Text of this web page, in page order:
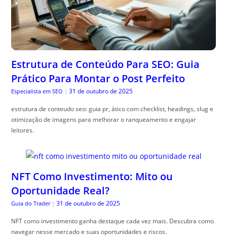
Estrutura de Conteúdo Para SEO: Guia
Prático Para Montar o Post Perfeito
Especialista em SEO | 31 de outubro de 2025
estrutura de conteudo seo: guia pr, ático com checklist, headings, slug e
otimização de imagens para melhorar o ranqueamento e engajar
leitores.
NFT Como Investimento: Mito ou
Oportunidade Real?
Guia do Trader | 31 de outubro de 2025
NFT como investimento ganha destaque cada vez mais. Descubra como
navegar nesse mercado e suas oportunidades e riscos.